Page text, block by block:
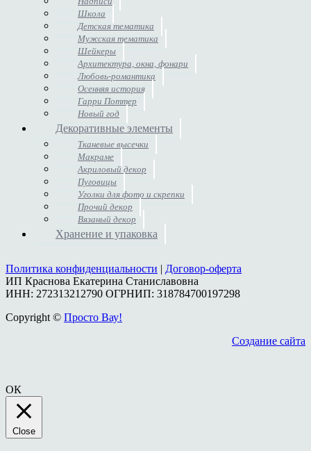
Школа
Детская тематика
Мужская тематика
Шейкеры
Архитектура, окна, фонари
Любовь-романтика
Осенняя история
Гарри Поттер
Новый год
Декоративные элементы
Тканевые высечки
Макраме
Акриловый декор
Пуговицы
Уголки для фото и скрепки
Прочий декор
Вязаный декор
Хранение и упаковка
Политика конфиденциальности | Договор-оферта
ИП Краснова Екатерина Станиславовна
ИНН: 272313212790 ОГРНИП: 318784700197298
Copyright © Просто Вау!
Создание сайта
ОК
Close